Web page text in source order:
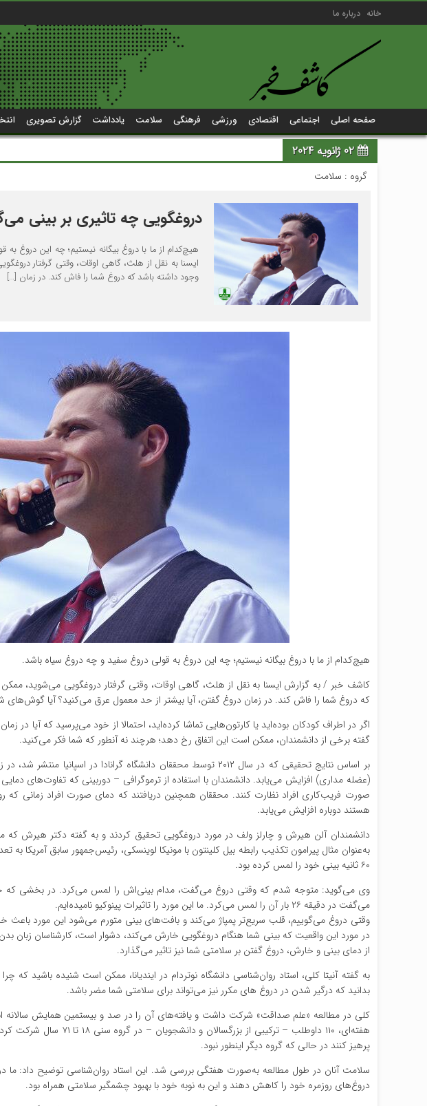
خانه درباره ما
صفحه اصلی اجتماعی اقتصادی ورزشی فرهنگی سلامت یادداشت گزارش تصویری
02 ژانویه 2024
گروه : سلامت
دروغگویی چه تاثیری بر بینی
هیچ‌کدام از ما با دروغ بیگانه نیستیم؛ چه این دروغ
ایسنا به نقل از هلث، گاهی اوقات، وقتی گرفتار
وجود داشته باشد که دروغ شما را فاش کند. در زمان […]
هیچ‌کدام از ما با دروغ بیگانه نیستیم؛ چه این دروغ به قولی دروغ سفید و چه دروغ سیاه باشد.
کاشف خبر / به گزارش ایسنا به نقل از هلث، گاهی اوقات، وقتی گرفتار دروغگویی می‌شوید،
که دروغ شما را فاش کند. در زمان دروغ گفتن، آیا بیشتر از حد معمول عرق می‌کنید؟ آیا گوش‌های
اگر در اطراف کودکان بوده‌اید یا کارتون‌هایی تماشا کرده‌اید، احتمالا از خود می‌پرسید که آیا در
گفته برخی از دانشمندان، ممکن است این اتفاق رخ دهد؛ هرچند نه آنطور که شما فکر می‌کنید.
بر اساس نتایج تحقیقی که در سال ۲۰۱۲ توسط محققان دانشگاه گرانادا
(عضله مداری) افزایش می‌یابد. دانشمندان با استفاده از ترموگرافی – دوربینی که تفاوت‌های
صورت فریب‌کاری افراد نظارت کنند. محققان همچنین دریافتند که دمای صورت افراد زمانی
هستند دوباره افزایش می‌یابد.
دانشمندان آلن هیرش و چارلز ولف در مورد دروغگویی تحقیق کردند و به گفته دکتر هیرش
۶۰ ثانیه بینی خود را لمس کرده بود.
وی می‌گوید: متوجه شدم که وقتی دروغ می‌گفت، مدام بینی‌اش را لمس می‌کرد. در بخشی که
می‌گفت در دقیقه ۲۶ بار آن را لمس می‌کرد. ما این مورد را تاثیرات پینوکیو نامیده‌ایم.
وقتی دروغ می‌گوییم، قلب سریع‌تر پمپاژ می‌کند و بافت‌های بینی متورم می‌شود این مورد
در مورد این واقعیت که بینی شما هنگام دروغگویی خارش می‌کند، دشوار است، کارشناسان زبان بدن
از دمای بینی و خارش، دروغ گفتن بر سلامتی شما نیز تاثیر می‌گذارد.
به گفته آنیتا کلی، استاد روان‌شناسی دانشگاه نوتردام در ایندیانا، ممکن است شنیده باشید
بدانید که درگیر شدن در دروغ های مکرر نیز می‌تواند برای سلامتی شما مضر باشد.
پرهیز کنند در حالی که گروه دیگر اینطور نبود.
سلامت آنان در طول مطالعه به‌صورت هفتگی بررسی شد. این استاد روان‌شناسی توضیح داد: ما
دروغ‌های روزمره خود را کاهش دهند و این به نوبه خود با بهبود چشمگیر سلامتی همراه بود.